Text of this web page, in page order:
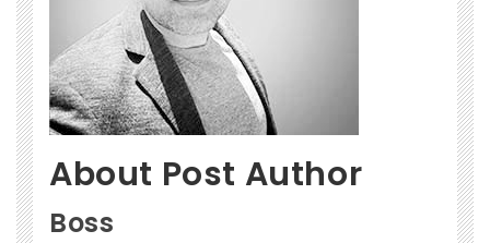
About Post Author
Boss